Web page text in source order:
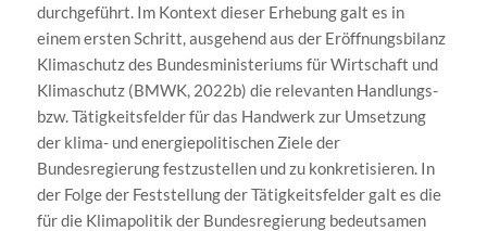
durchgeführt. Im Kontext dieser Erhebung galt es in
einem ersten Schritt, ausgehend aus der Eröffnungsbilanz
Klimaschutz des Bundesministeriums für Wirtschaft und
Klimaschutz (BMWK, 2022b) die relevanten Handlungs-
bzw. Tätigkeitsfelder für das Handwerk zur Umsetzung
der klima- und energiepolitischen Ziele der
Bundesregierung festzustellen und zu konkretisieren. In
der Folge der Feststellung der Tätigkeitsfelder galt es die
für die Klimapolitik der Bundesregierung bedeutsamen